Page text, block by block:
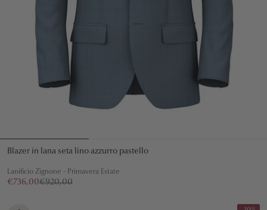
Blazer in lana seta lino azzurro pastello
Lanificio Zignone - Primavera Estate
€736,00€920,00